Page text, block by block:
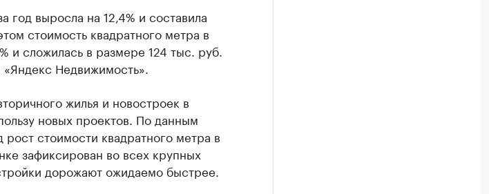
год выросла на 12,4% и составила
стоимость квадратного метра в
и сложилась в размере 124 тыс. руб.
Недвижимость».
жилья и новостроек в
новых проектов. По данным
стоимости квадратного метра в
зафиксирован во всех крупных
дорожают ожидаемо быстрее.